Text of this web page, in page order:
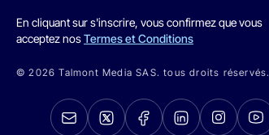
En cliquant sur s'inscrire, vous confirmez que vous
acceptez nosTermes et Conditions
© 2026 Talmont Media SAS. tous droits réservés.